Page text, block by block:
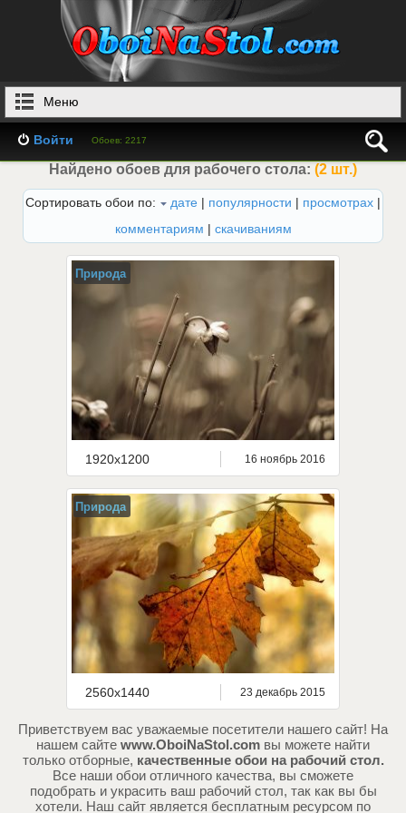
Меню
Войти Обоев: 2217
Найдено обоев для рабочего стола: (2 шт.)
Сортировать обои по: дате | популярности | просмотрах |
комментариям | скачиваниям
Природа
1920x1200 16 ноябрь 2016
Природа
2560x1440 23 декабрь 2015
Приветствуем вас уважаемые посетители нашего сайт! На
нашем сайте www.OboiNaStol.com вы можете найти
только отборные, качественные обои на рабочий стол.
Все наши обои отличного качества, вы сможете
подобрать и украсить ваш рабочий стол, так как вы бы
хотели. Наш сайт является бесплатным ресурсом по